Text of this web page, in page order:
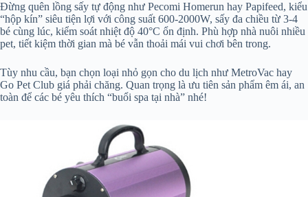
Đừng quên lồng sấy tự động như Pecomi Homerun hay Papifeed, kiểu
“hộp kín” siêu tiện lợi với công suất 600-2000W, sấy đa chiều từ 3-4
bé cùng lúc, kiểm soát nhiệt độ 40°C ổn định. Phù hợp nhà nuôi nhiều
pet, tiết kiệm thời gian mà bé vẫn thoải mái vui chơi bên trong.
Tùy nhu cầu, bạn chọn loại nhỏ gọn cho du lịch như MetroVac hay
Go Pet Club giá phải chăng. Quan trọng là ưu tiên sản phẩm êm ái, an
toàn để các bé yêu thích “buổi spa tại nhà” nhé!